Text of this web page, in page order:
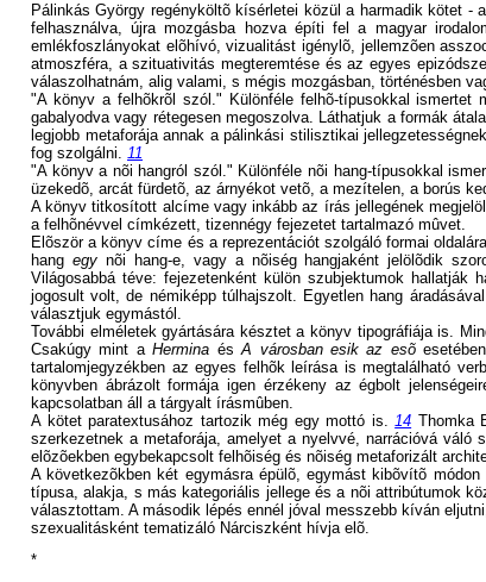
Pálinkás György regényköltõ kísérletei közül a harmadik kötet - a
felhasználva, újra mozgásba hozva építi fel a magyar
emlékfoszlányokat elõhívó, vizualitást igénylõ, jellemzõen
atmoszféra, a szituativitás megteremtése és az egyes
válaszolhatnám, alig valami, s mégis mozgásban, történésben
"A könyv a felhõkrõl szól." Különféle felhõ-típusokkal ismertet
gabalyodva vagy rétegesen megoszolva. Láthatjuk a formák
legjobb metaforája annak a pálinkási stilisztikai
fog szolgálni. 11
"A könyv a nõi hangról szól." Különféle nõi hang-típusokkal
üzekedõ, arcát fürdetõ, az árnyékot vetõ, a mezítelen, a borús
A könyv titkosított alcíme vagy inkább az írás jellegének
a felhõnévvel címkézett, tizennégy fejezetet tartalmazó mûvet.
Elõször a könyv címe és a reprezentációt szolgáló formai
hang egynõi hang-e, vagy a nõiség hangjaként jelölõdik
Világosabbá téve: fejezetenként külön szubjektumok hallatják
jogosult volt, de némiképp túlhajszolt. Egyetlen hang
választjuk egymástól.
További elméletek gyártására késztet a könyv tipográfiája is.
Csakúgy mint aHermina ésA városban esik az esõ
tartalomjegyzékben az egyes felhõk leírása is megtalálható
könyvben ábrázolt formája igen érzékeny az égbolt
kapcsolatban áll a tárgyalt írásmûben.
A kötet paratextusához tartozik még egy mottó is.14 Thomka
szerkezetnek a metaforája, amelyet a nyelvvé, narrációvá
elõzõekben egybekapcsolt felhõiség és nõiség metaforizált
A következõkben két egymásra épülõ, egymást kibõvítõ
típusa, alakja, s más kategoriális jellege és a nõi attribútumok
választottam. A második lépés ennél jóval messzebb kíván
szexualitásként tematizáló Nárciszként hívja elõ.
*